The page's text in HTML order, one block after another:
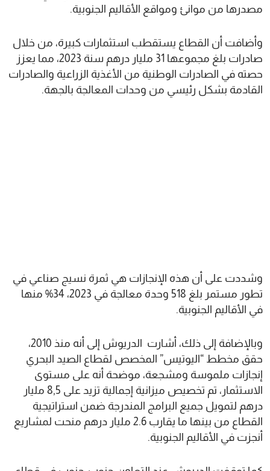
مصدرها من موانئ ومواقع الأقاليم الجنوبية.
وأضافت أن القطاع يستقطب استثمارات كبيرة، من خلال
صادرات بلغ مجموعها 31 مليار درهم سنة 2023، مما يعزز
حصته في الصادرات الوطنية من الأغذية الزراعية والصادرات
القادمة بشكل رئيسي من وحدات المعالجة بالجهة.
وشددت على أن هذه الإنجازات هي ثمرة نسيج صناعي في
تطور مستمر بلغ 518 وحدة معالجة في 2023، 34% منها
في الأقاليم الجنوبية.
وبالإضافة إلى ذلك، أشارت الدريوش إلى أنه منذ 2010،
حقق مخطط “اليوتيس” المخصص لقطاع الصيد البحري
إنجازات ملموسة ومشجعة، موضحة أنه على مستوى
الاستثمار، تم تخصيص ميزانية إجمالية تزيد على 8,5 مليار
درهم لتمويل جميع البرامج المندرجة ضمن استراتيجية
القطاع من بينها ما يقارب 2.6 مليار درهم منحت لمشاريع
أنجزت في الأقاليم الجنوبية.